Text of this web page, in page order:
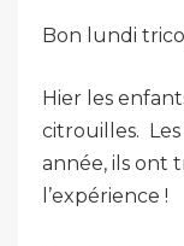
Bon lundi
Hier les
citrouilles.
année, ils ont
l’expérience !